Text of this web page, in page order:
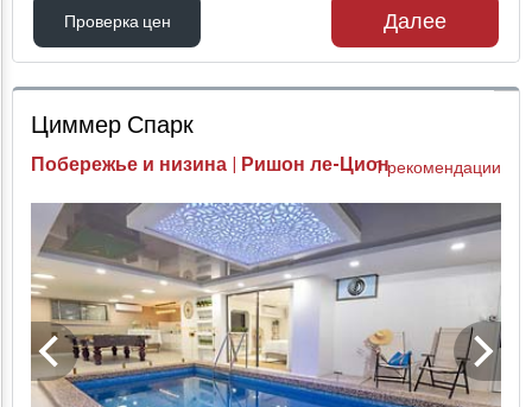
Проверка цен
Проверка цен
Далее
Циммер Спарк
Побережье и низина | Ришон ле-Цион1 рекомендации